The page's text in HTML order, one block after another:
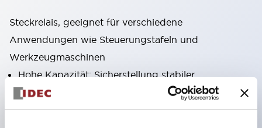
Steckrelais, geeignet für verschiedene
Anwendungen wie Steuerungstafeln und
Werkzeugmaschinen
Hohe Kapazität: Sicherstellung stabiler
Stromübertragung auch bei hohen Strömen durch
Verwendung von hochleitfähigen Materialien